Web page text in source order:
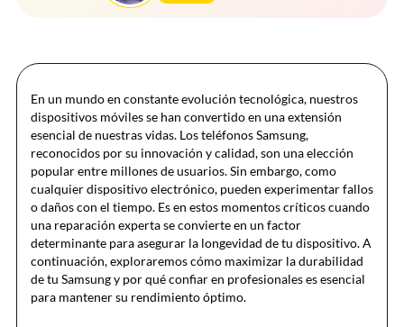
En un mundo en constante evolución tecnológica, nuestros
dispositivos móviles se han convertido en una extensión
esencial de nuestras vidas. Los teléfonos Samsung,
reconocidos por su innovación y calidad, son una elección
popular entre millones de usuarios. Sin embargo, como
cualquier dispositivo electrónico, pueden experimentar fallos
o daños con el tiempo. Es en estos momentos críticos cuando
una reparación experta se convierte en un factor
determinante para asegurar la longevidad de tu dispositivo. A
continuación, exploraremos cómo maximizar la durabilidad
de tu Samsung y por qué confiar en profesionales es esencial
para mantener su rendimiento óptimo.